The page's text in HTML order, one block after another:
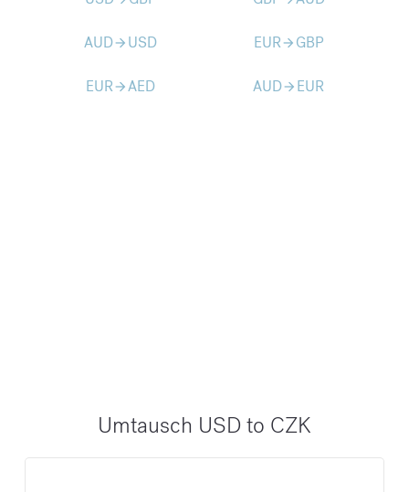
AUDarrow_forward USD EURarrow_forward GBP
EURarrow_forwardAED AUDarrow_forward EUR
Umtausch USD to CZK